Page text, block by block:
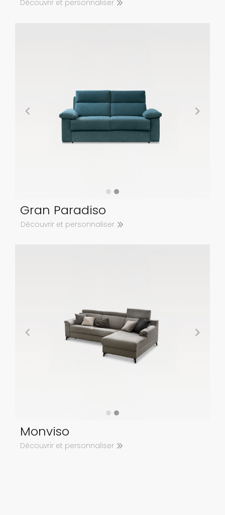
Découvrir et personnaliser
Gran Paradiso
Découvrir et personnaliser
Monviso
Découvrir et personnaliser